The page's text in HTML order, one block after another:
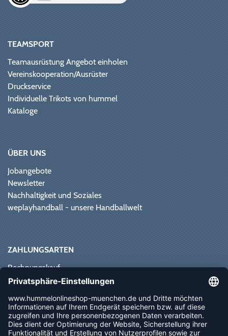
TEAMSPORT
Teamausrüstung Angebot einholen
Vereinskooperation/Ausrüster
Druckservice
Individuelle Trikots von hummel
Kataloge
ÜBER UNS
Jobangebote
Newsletter
Nachhaltigkeit und Soziales
weplayhandball - unsere Handballwelt
ZAHLUNGSARTEN
Rechnungskauf
Paypal
Vorkasse
Sofortüberweisung